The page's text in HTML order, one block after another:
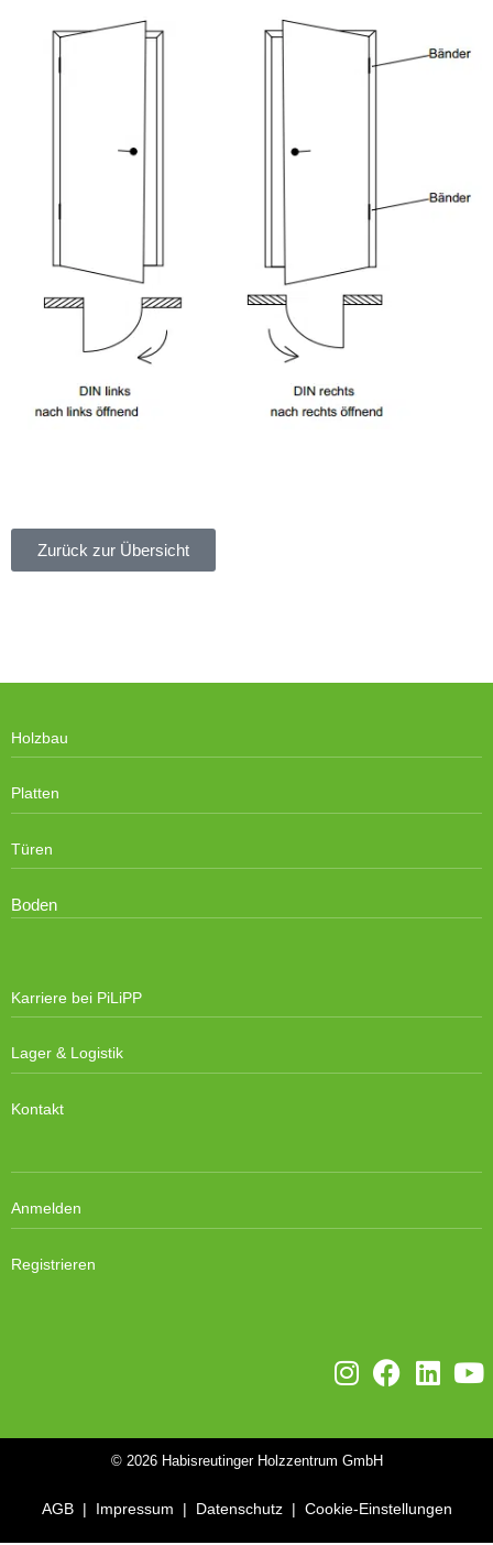
Zurück zur Übersicht
Holzbau
Platten
Türen
Boden
Karriere bei PiLiPP
Lager & Logistik
Kontakt
Anmelden
Registrieren
© 2026 Habisreutinger Holzzentrum GmbH
AGB| Impressum | Datenschutz| Cookie-Einstellungen